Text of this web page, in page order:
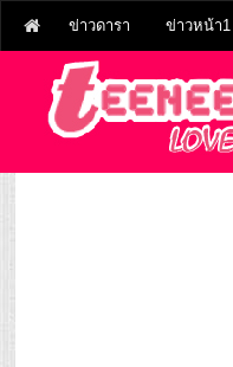
ข่าวดารา ข่าวหน้า1